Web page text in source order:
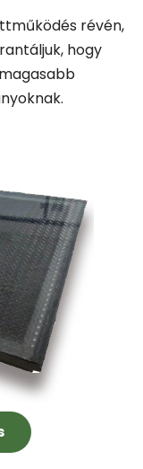
révén,
hogy